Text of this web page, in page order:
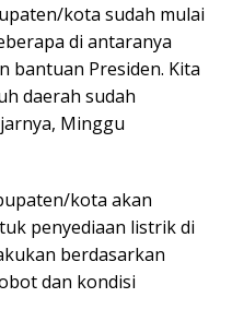
kota sudah mulai
di antaranya
bantuan Presiden. Kita
daerah sudah
Minggu
kota akan
penyediaan listrik di
berdasarkan
dan kondisi